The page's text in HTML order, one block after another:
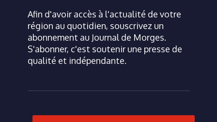
Afin d'avoir accès à l'actualité de votre
région au quotidien, souscrivez un
abonnement au Journal de Morges.
S'abonner, c'est soutenir une presse de
qualité et indépendante.